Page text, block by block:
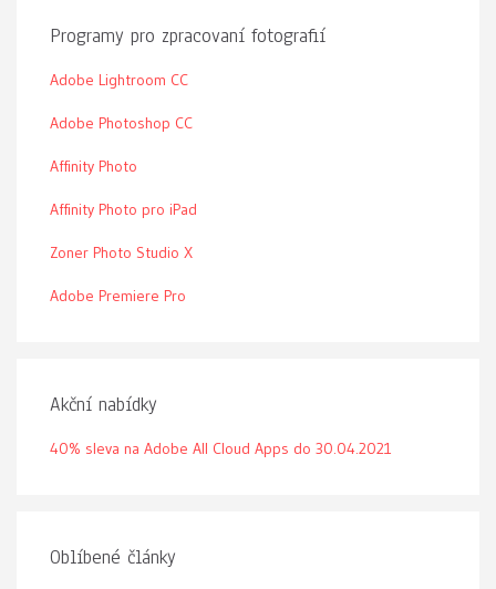
Programy pro zpracovaní fotografií
Adobe Lightroom CC
Adobe Photoshop CC
Affinity Photo
Affinity Photo pro iPad
Zoner Photo Studio X
Adobe Premiere Pro
Akční nabídky
40% sleva na Adobe All Cloud Apps do 30.04.2021
Oblíbené články